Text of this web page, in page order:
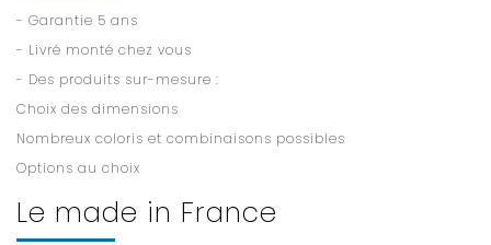
- Garantie 5 ans
- Livré monté chez vous
- Des produits sur-mesure :
Choix des dimensions
Nombreux coloris et combinaisons possibles
Options au choix
Le made in France